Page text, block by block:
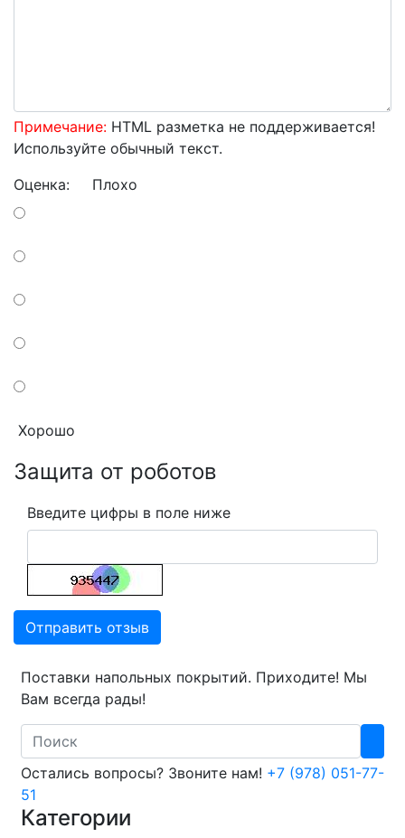
Примечание: HTML разметка не поддерживается!
Используйте обычный текст.
Оценка: Плохо
Хорошо
Защита от роботов
Введите цифры в поле ниже
Отправить отзыв
Поставки напольных покрытий. Приходите! Мы
Вам всегда рады!
Search
Остались вопросы? Звоните нам! +7 (978) 051-77-
51
Категории